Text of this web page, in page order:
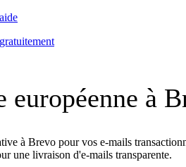
à
à Brevo pour vos e-mails
une livraison d'e-mails transparente.